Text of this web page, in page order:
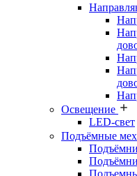
Освещение
LED-свет
Подъёмные